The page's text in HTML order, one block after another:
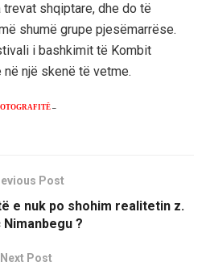
shqiptare, dhe do të
shumë grupe pjesëmarrëse.
i bashkimit të Kombit
në një skenë të vetme.
–
Post
e nuk po shohim realitetin z.
Nimanbegu ?
Next Post